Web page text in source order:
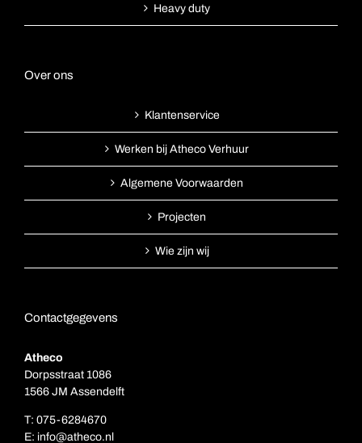
Heavy duty
Over ons
Klantenservice
Werken bij Atheco Verhuur
Algemene Voorwaarden
Projecten
Wie zijn wij
Contactgegevens
Atheco
Dorpsstraat 1086
1566 JM Assendelft
T: 075-6284670
E: info@atheco.nl